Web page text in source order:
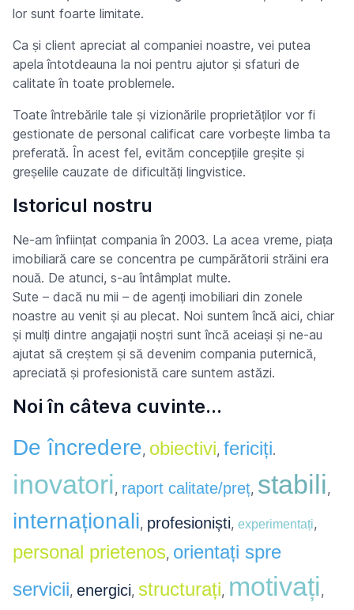
lor sunt foarte limitate.
Ca și client apreciat al companiei noastre, vei putea
apela întotdeauna la noi pentru ajutor și sfaturi de
calitate în toate problemele.
Toate întrebările tale și vizionările proprietăților vor fi
gestionate de personal calificat care vorbește limba ta
preferată. În acest fel, evităm concepțiile greșite și
greșelile cauzate de dificultăți lingvistice.
Istoricul nostru
Ne-am înființat compania în 2003. La acea vreme, piața
imobiliară care se concentra pe cumpărătorii străini era
nouă. De atunci, s-au întâmplat multe.
Sute – dacă nu mii – de agenți imobiliari din zonele
noastre au venit și au plecat. Noi suntem încă aici, chiar
și mulți dintre angajații noștri sunt încă aceiași și ne-au
ajutat să creștem și să devenim compania puternică,
apreciată și profesionistă care suntem astăzi.
Noi în câteva cuvinte...
De încredere, obiectivi, fericiți.
inovatori, raport calitate/preț, stabili,
internaționali, profesioniști, experimentați,
personal prietenos, orientați spre
servicii, energici, structurați, motivați,